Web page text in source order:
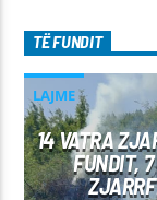
TË FUNDIT
LAJME
14 VATRA
FUNDIT,